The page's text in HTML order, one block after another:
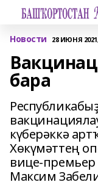
Новости 28 ИЮНЯ
бара
күберәккә
Хөкүмәттең
вице-
Максим